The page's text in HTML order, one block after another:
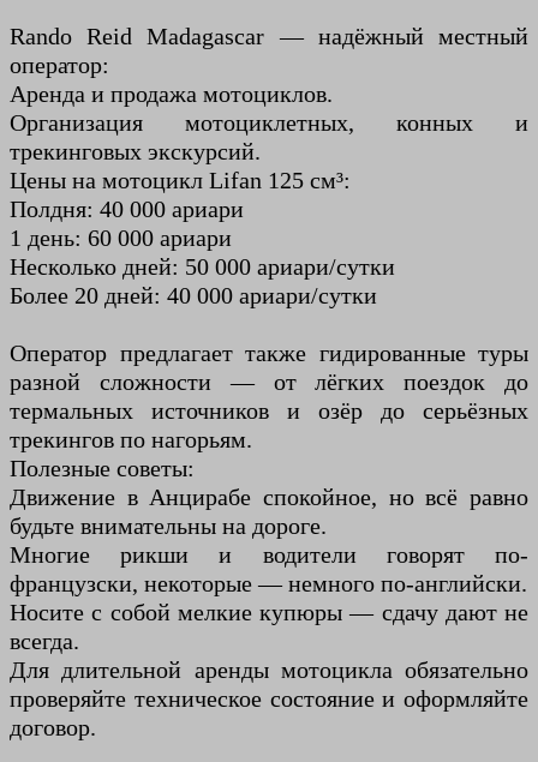
Rando Reid Madagascar — надёжный местный
оператор:
Аренда и продажа мотоциклов.
Организация мотоциклетных, конных и
трекинговых экскурсий.
Цены на мотоцикл Lifan 125 см³:
Полдня: 40 000 ариари
1 день: 60 000 ариари
Несколько дней: 50 000 ариари/сутки
Более 20 дней: 40 000 ариари/сутки
Оператор предлагает также гидированные туры
разной сложности — от лёгких поездок до
термальных источников и озёр до серьёзных
трекингов по нагорьям.
Полезные советы:
Движение в Анцирабе спокойное, но всё равно
будьте внимательны на дороге.
Многие рикши и водители говорят по-
французски, некоторые — немного по-английски.
Носите с собой мелкие купюры — сдачу дают не
всегда.
Для длительной аренды мотоцикла обязательно
проверяйте техническое состояние и оформляйте
договор.